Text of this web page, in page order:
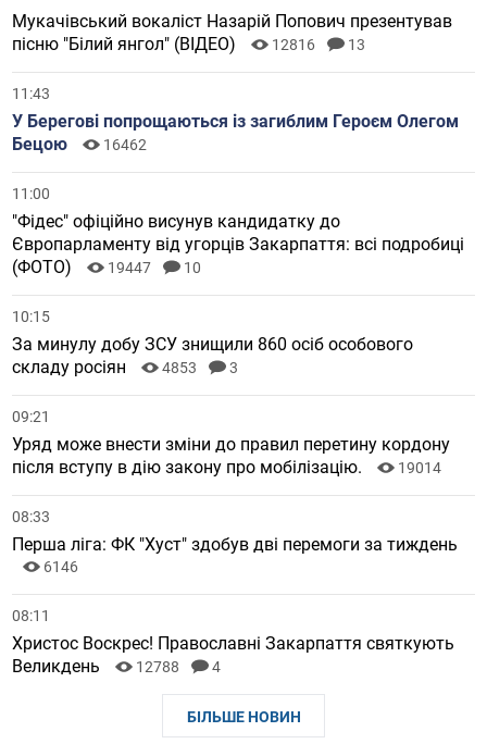
Мукачівський вокаліст Назарій Попович презентував
пісню "Білий янгол" (ВІДЕО)
12816 13
11:43
У Берегові попрощаються із загиблим Героєм Олегом
Бецою
16462
11:00
"Фідес" офіційно висунув кандидатку до
Європарламенту від угорців Закарпаття: всі подробиці
(ФОТО)
19447 10
10:15
За минулу добу ЗСУ знищили 860 осіб особового
складу росіян
4853 3
09:21
Уряд може внести зміни до правил перетину кордону
після вступу в дію закону про мобілізацію.
19014
08:33
Перша ліга: ФК "Хуст" здобув дві перемоги за тиждень
6146
08:11
Христос Воскрес! Православні Закарпаття святкують
Великдень
12788 4
БІЛЬШЕ НОВИН